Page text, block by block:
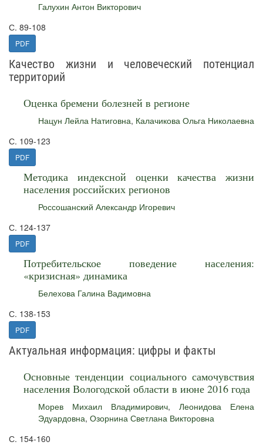
Галухин Антон Викторович
С. 89-108
PDF
Качество жизни и человеческий потенциал
территорий
Оценка бремени болезней в регионе
Нацун Лейла Натиговна, Калачикова Ольга Николаевна
С. 109-123
PDF
Методика индексной оценки качества жизни
населения российских регионов
Россошанский Александр Игоревич
С. 124-137
PDF
Потребительское поведение населения:
«кризисная» динамика
Белехова Галина Вадимовна
С. 138-153
PDF
Актуальная информация: цифры и факты
Основные тенденции социального самочувствия
населения Вологодской области в июне 2016 года
Морев Михаил Владимирович, Леонидова Елена
Эдуардовна, Озорнина Светлана Викторовна
С. 154-160